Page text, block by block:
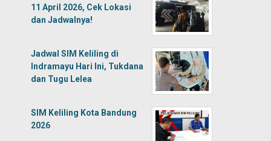
11 April 2026, Cek Lokasi
dan Jadwalnya!
Jadwal SIM Keliling di
Indramayu Hari Ini, Tukdana
dan Tugu Lelea
SIM Keliling Kota Bandung
2026